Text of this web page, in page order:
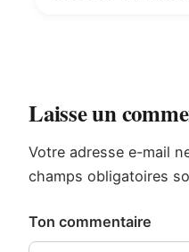
Laisse un
Votre adresse e-mail
champs obligatoires
Ton commentaire